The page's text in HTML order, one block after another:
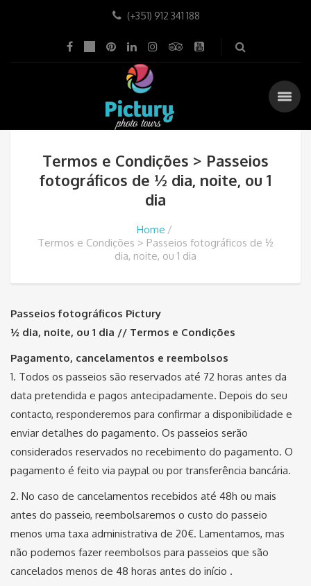
(+351) 912 341 188
Termos e Condições > Passeios
fotográficos de ½ dia, noite, ou 1
dia
Home
Termos e Condições > Passeios fotográficos de ½
dia, noite, ou 1 dia
Passeios fotográficos Pictury
½ dia, noite, ou 1 dia // Termos e Condições
Pagamento, cancelamentos e reembolsos
1. Todos os passeios são reservados até 72 horas antes da
data pretendida e pagos antecipadamente. Depois do seu
contacto, responderemos para confirmar a disponibilidade e
enviar detalhes do pagamento. Os passeios serão
considerados reservados no recebimento do pagamento. O
pagamento é feito via paypal ou por transferência bancária.
2. No caso de cancelamentos recebidos até 48h ou mais
antes do passeio, reembolsaremos o custo do passeio
menos uma taxa administrativa de 20€. Lamentamos, mas
não podemos fazer reembolsos para passeios que são
cancelados menos de 48 horas antes do início .